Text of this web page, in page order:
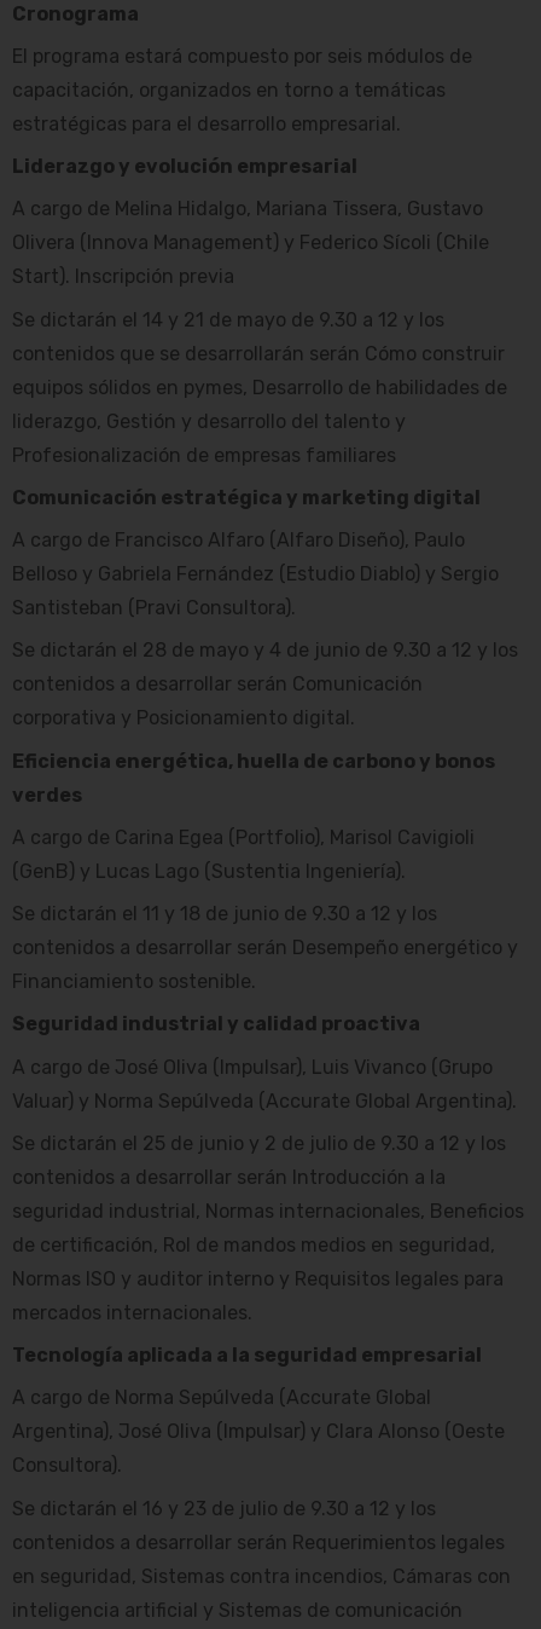
Cronograma
El programa estará compuesto por seis módulos de
capacitación, organizados en torno a temáticas
estratégicas para el desarrollo empresarial.
Liderazgo y evolución empresarial
A cargo de Melina Hidalgo, Mariana Tissera, Gustavo
Olivera (Innova Management) y Federico Sícoli (Chile
Start). Inscripción previa
Se dictarán el 14 y 21 de mayo de 9.30 a 12 y los
contenidos que se desarrollarán serán Cómo construir
equipos sólidos en pymes, Desarrollo de habilidades de
liderazgo, Gestión y desarrollo del talento y
Profesionalización de empresas familiares
Comunicación estratégica y marketing digital
A cargo de Francisco Alfaro (Alfaro Diseño), Paulo
Belloso y Gabriela Fernández (Estudio Diablo) y Sergio
Santisteban (Pravi Consultora).
Se dictarán el 28 de mayo y 4 de junio de 9.30 a 12 y los
contenidos a desarrollar serán Comunicación
corporativa y Posicionamiento digital.
Eficiencia energética, huella de carbono y bonos
verdes
A cargo de Carina Egea (Portfolio), Marisol Cavigioli
(GenB) y Lucas Lago (Sustentia Ingeniería).
Se dictarán el 11 y 18 de junio de 9.30 a 12 y los
contenidos a desarrollar serán Desempeño energético y
Financiamiento sostenible.
Seguridad industrial y calidad proactiva
A cargo de José Oliva (Impulsar), Luis Vivanco (Grupo
Valuar) y Norma Sepúlveda (Accurate Global Argentina).
Se dictarán el 25 de junio y 2 de julio de 9.30 a 12 y los
contenidos a desarrollar serán Introducción a la
seguridad industrial, Normas internacionales, Beneficios
de certificación, Rol de mandos medios en seguridad,
Normas ISO y auditor interno y Requisitos legales para
mercados internacionales.
Tecnología aplicada a la seguridad empresarial
A cargo de Norma Sepúlveda (Accurate Global
Argentina), José Oliva (Impulsar) y Clara Alonso (Oeste
Consultora).
Se dictarán el 16 y 23 de julio de 9.30 a 12 y los
contenidos a desarrollar serán Requerimientos legales
en seguridad, Sistemas contra incendios, Cámaras con
inteligencia artificial y Sistemas de comunicación